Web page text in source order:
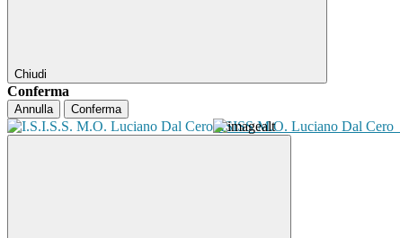
Chiudi
Conferma
Annulla Conferma
ISISS M.O. Luciano Dal Cero